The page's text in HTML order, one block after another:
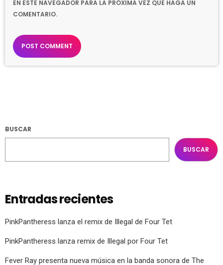
EN ESTE NAVEGADOR PARA LA PRÓXIMA VEZ QUE HAGA UN
COMENTARIO.
BUSCAR
BUSCAR
Entradas recientes
PinkPantheress lanza el remix de Illegal de Four Tet
PinkPantheress lanza remix de Illegal por Four Tet
Fever Ray presenta nueva música en la banda sonora de The